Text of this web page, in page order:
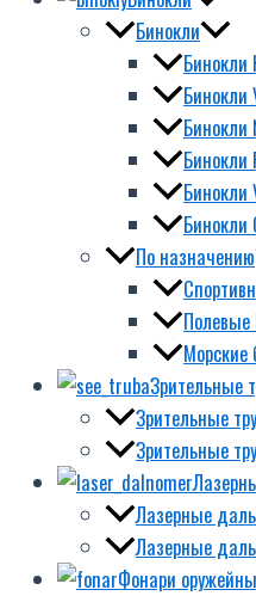
Бинокли
Бинокли
Бинокли
Бинокли
Бинокли
Бинокли
По назначению
Полевые
Морские
Зрительные
Зрительные
Зрительные
Лазерные
Лазерные
Фонари